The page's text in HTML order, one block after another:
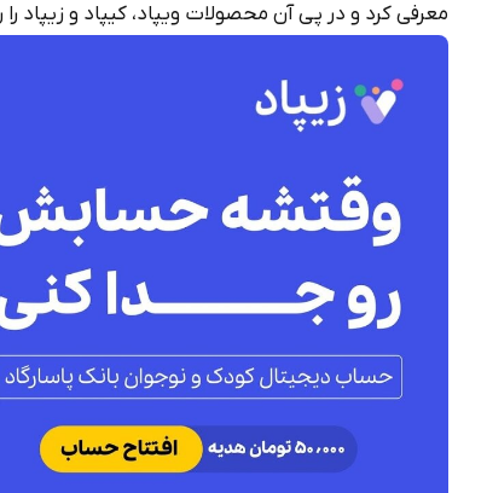
معرفی کرد و در پی آن محصولات ویپاد، کیپاد و زیپاد را